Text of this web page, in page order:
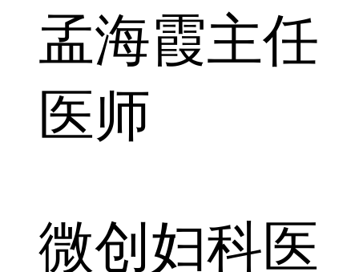
孟海霞主任
医师
微创妇科医